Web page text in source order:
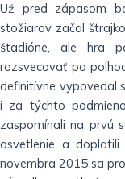
Už pred zápasom
stožiarov začal
štadióne, ale hra
rozsvecovať po
definitívne vypovedal
i za týchto
zaspomínali na prvú
osvetlenie a
novembra 2015 sa